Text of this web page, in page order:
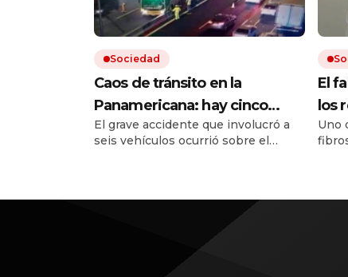
Sociedad
Caos de tránsito en la
Panamericana: hay cinco
heridos por un choque
múltiple
El grave accidente que involucró a
seis vehículos ocurrió sobre el
cortados y fuertes demoras para
El
los
un
Uno